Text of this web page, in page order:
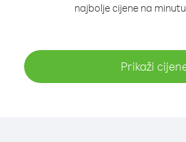
najbolje cijene na
Prikaži